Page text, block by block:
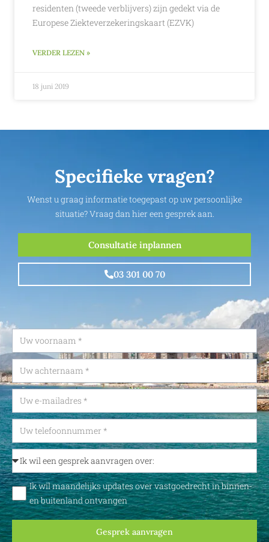
residenten (tweede verblijvers) zijn gedekt via de
Europese Ziekteverzekeringskaart (EZVK)
VERDER LEZEN »
18 juni 2019
Specifieke vragen?
Wenst u graag informatie toegepast op uw persoonlijke
situatie? Vraag dan hier een gesprek aan.
Consultatie inplannen
03 301 00 70
Ik wil maandelijks updates over vastgoedrecht in binnen-
en buitenland ontvangen
Gesprek aanvragen